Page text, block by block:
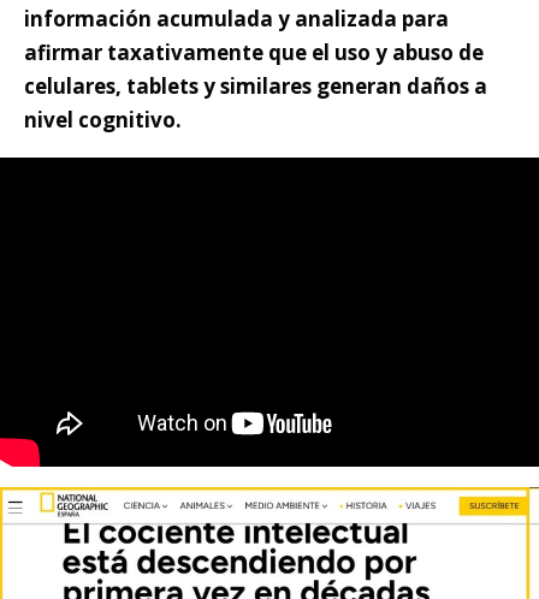
información acumulada y analizada para
afirmar taxativamente que el uso y abuso de
celulares, tablets y similares generan daños a
nivel cognitivo.